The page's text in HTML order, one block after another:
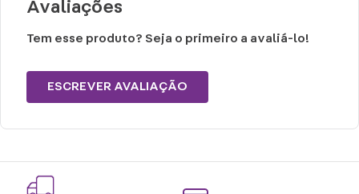
Peso: 0,150g
Cuidados e recomendações de uso:
Lavar a mão com água fria.
Secar na horizontal.
Avaliações
Tem esse produto? Seja o primeiro a avaliá-lo!
ESCREVER AVALIAÇÃO